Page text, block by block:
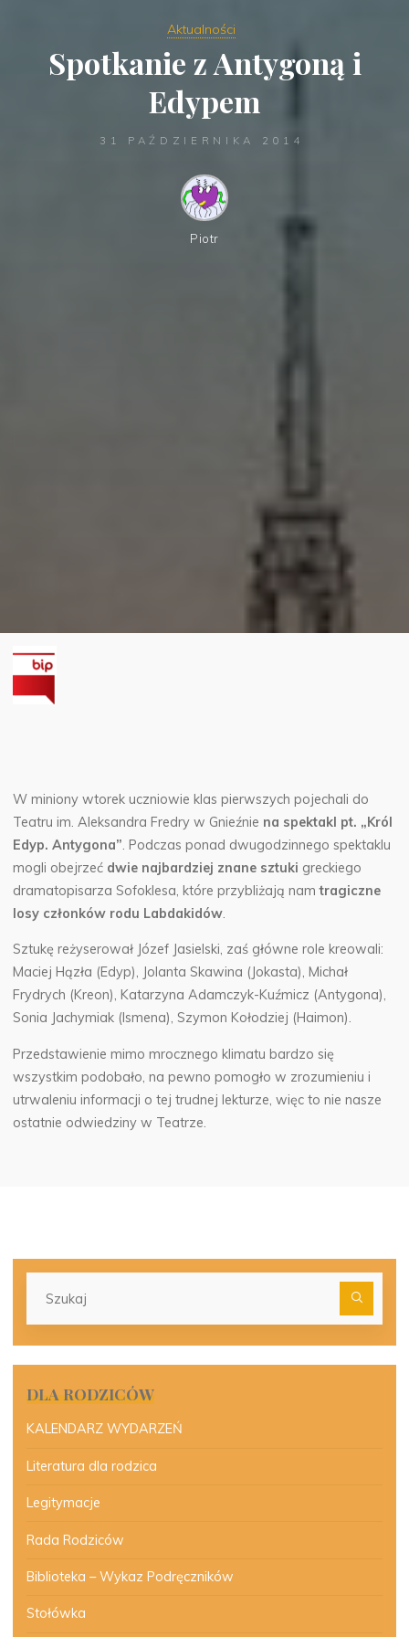
Aktualności
Spotkanie z Antygoną i
Edypem
31 PAŹDZIERNIKA 2014
Piotr
W miniony wtorek uczniowie klas pierwszych pojechali do
Teatru im. Aleksandra Fredry w Gnieźnie na spektakl pt. „Król
Edyp. Antygona”.Podczas ponad dwugodzinnego spektaklu
mogli obejrzeć dwie najbardziej znane sztuki greckiego
dramatopisarza Sofoklesa, które przybliżają namtragiczne
losy członków rodu Labdakidów.
Sztukę reżyserował Józef Jasielski, zaś główne role kreowali:
Maciej Hązła (Edyp), Jolanta Skawina (Jokasta), Michał
Frydrych (Kreon), Katarzyna Adamczyk-Kuźmicz (Antygona),
Sonia Jachymiak (Ismena), Szymon Kołodziej (Haimon).
Przedstawienie mimo mrocznego klimatu bardzo się
wszystkim podobało, na pewno pomogło w zrozumieniu i
utrwaleniu informacji o tej trudnej lekturze, więc to nie nasze
ostatnie odwiedziny w Teatrze.
DLA RODZICÓW
KALENDARZ WYDARZEŃ
Literatura dla rodzica
Legitymacje
Rada Rodziców
Biblioteka – Wykaz Podręczników
Stołówka